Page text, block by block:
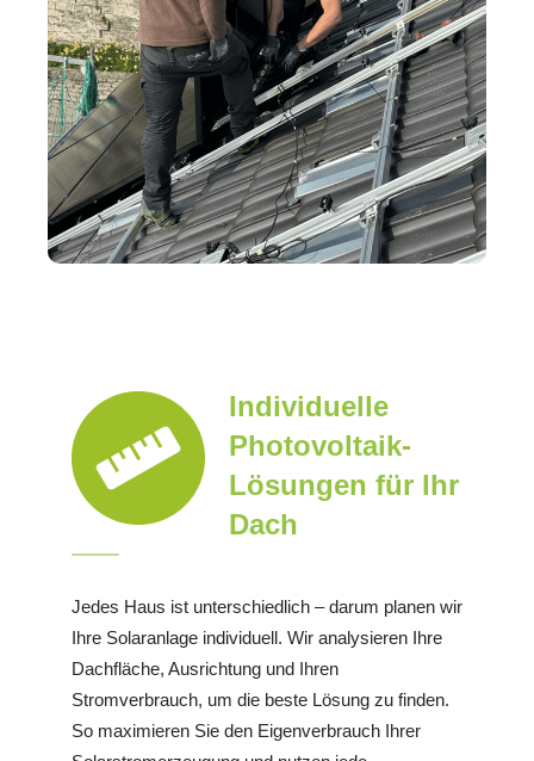
Individuelle
Photovoltaik-
Lösungen für Ihr
Dach
Jedes Haus ist unterschiedlich – darum planen wir
Ihre Solaranlage individuell. Wir analysieren Ihre
Dachfläche, Ausrichtung und Ihren
Stromverbrauch, um die beste Lösung zu finden.
So maximieren Sie den Eigenverbrauch Ihrer